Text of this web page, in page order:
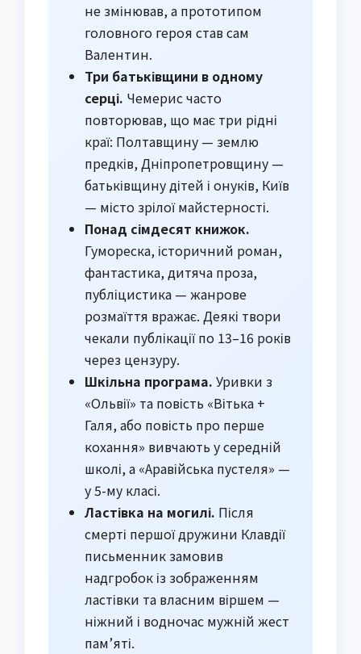
не змінював, а прототипом
головного героя став сам
Валентин.
Три батьківщини в одному
серці. Чемерис часто
повторював, що має три рідні
краї: Полтавщину — землю
предків, Дніпропетровщину —
батьківщину дітей і онуків, Київ
— місто зрілої майстерності.
Понад сімдесят книжок.
Гумореска, історичний роман,
фантастика, дитяча проза,
публіцистика — жанрове
розмаїття вражає. Деякі твори
чекали публікації по 13–16 років
через цензуру.
Шкільна програма. Уривки з
«Ольвії» та повість «Вітька +
Галя, або повість про перше
кохання» вивчають у середній
школі, а «Аравійська пустеля» —
у 5-му класі.
Ластівка на могилі. Після
смерті першої дружини Клавдії
письменник замовив
надгробок із зображенням
ластівки та власним віршем —
ніжний і водночас мужній жест
пам’яті.